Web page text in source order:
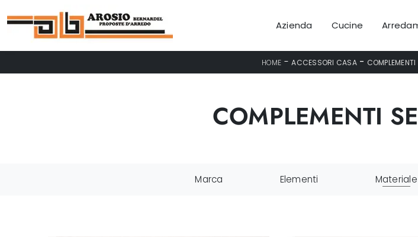
Azienda Cucine
HOME -ACCESSORI CASA- COMPLEMENTI
COMPLEMENTI
Marca Elementi Materiale